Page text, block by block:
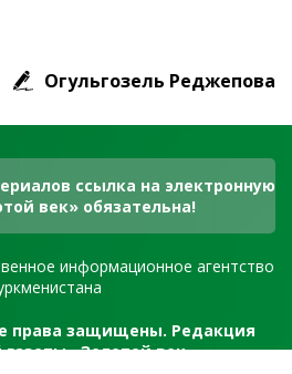
Огульгозель Реджепова
ссылка на электронную
век» обязательна!
информационное агентство
права защищены. Редакция
газеты «Золотой век»